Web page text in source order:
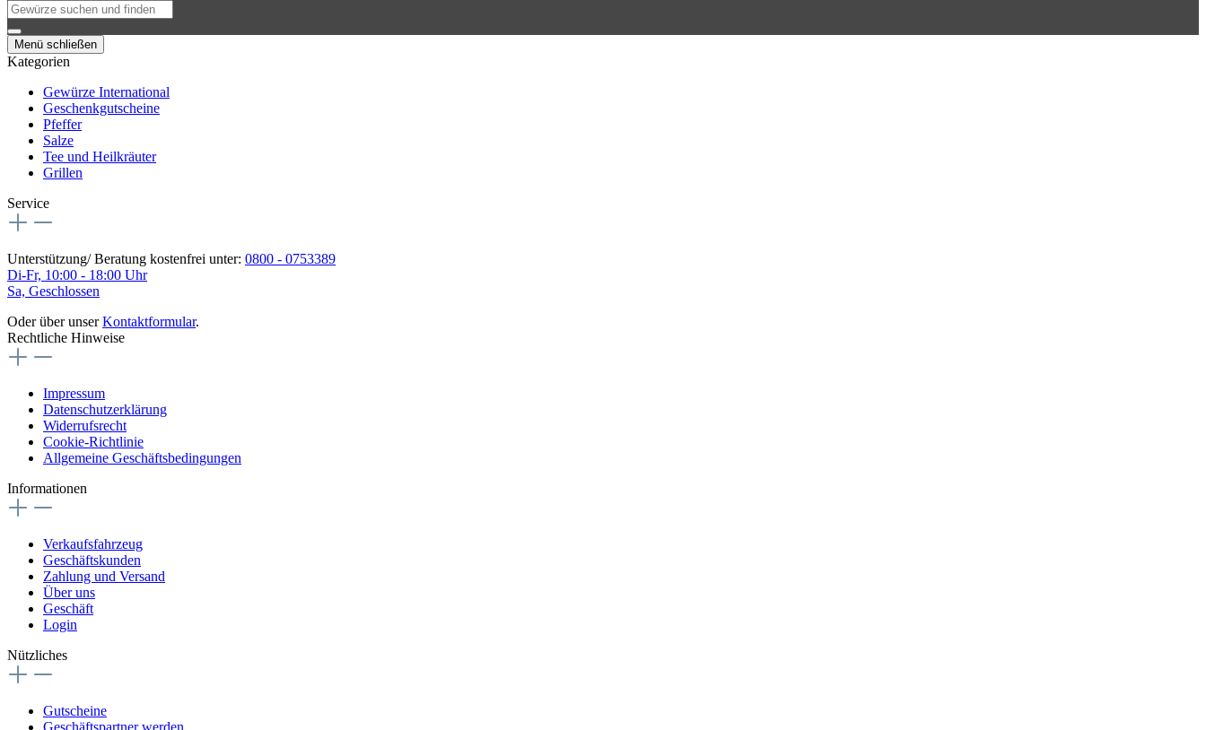
Menü schließen
Kategorien
Gewürze International
Geschenkgutscheine
Pfeffer
Salze
Tee und Heilkräuter
Grillen
Service
Unterstützung/ Beratung kostenfrei unter: 0800 - 0753389
Di-Fr, 10:00 - 18:00 Uhr
Sa, Geschlossen
Oder über unserKontaktformular.
Rechtliche Hinweise
Impressum
Datenschutzerklärung
Widerrufsrecht
Cookie-Richtlinie
Allgemeine Geschäftsbedingungen
Informationen
Verkaufsfahrzeug
Geschäftskunden
Zahlung und Versand
Über uns
Geschäft
Login
Nützliches
Gutscheine
Geschäftspartner werden